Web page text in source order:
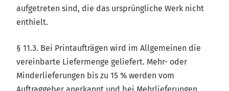
aufgetreten sind, die das ursprüngliche Werk nicht
enthielt.
§ 11.3. Bei Printaufträgen wird im Allgemeinen die
vereinbarte Liefermenge geliefert. Mehr- oder
Minderlieferungen bis zu 15 % werden vom